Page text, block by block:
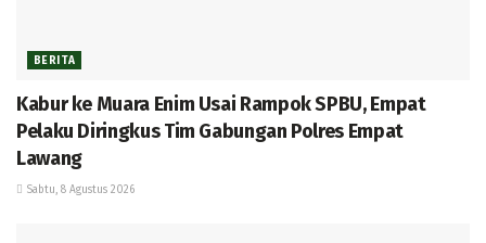
BERITA
Kabur ke Muara Enim Usai Rampok SPBU, Empat
Pelaku Diringkus Tim Gabungan Polres Empat
Lawang
Sabtu, 8 Agustus 2026